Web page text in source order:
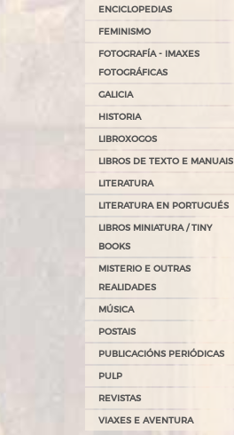
ENCICLOPEDIAS
FEMINISMO
FOTOGRAFÍA - IMAXES
FOTOGRÁFICAS
GALICIA
HISTORIA
LIBROXOGOS
LIBROS DE TEXTO E MANUAIS
LITERATURA
LITERATURA EN PORTUGUÉS
LIBROS MINIATURA / TINY
BOOKS
MISTERIO E OUTRAS
REALIDADES
MÚSICA
POSTAIS
PUBLICACIÓNS PERIÓDICAS
PULP
REVISTAS
VIAXES E AVENTURA